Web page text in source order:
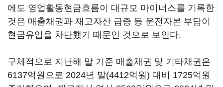
에도 영업활동현금흐름이 대규모 마이너스를 기록한
것은 매출채권과 재고자산 급증 등 운전자본 부담이
현금유입을 차단했기 때문인 것으로 보인다.
구체적으로 지난해 말 기준 매출채권 및 기타채권은
6137억원으로 2024년 말(4412억원) 대비 1725억원